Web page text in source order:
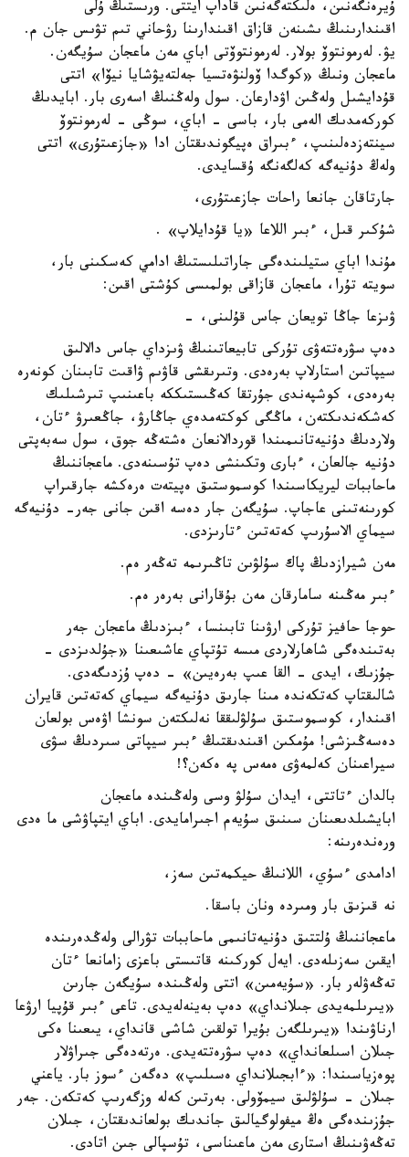
ۇيرەنگەنىن، ەلىكتەگەنىن قاداپ ايتتى. ورىستىڭ ۇلى
اقىندارىنىڭ ىشىنەن قازاق اقىندارىنا رۋحاني تىم تۋىس جان م.
يۋ. لەرمونتوۆ بولار. لەرمونتوۆتى اباي مەن ماعجان سۇيگەن.
ماعجان ونىڭ «كوگدا ۆولنۋەتسيا جەلتەيۋشايا نيۆا» اتتى
قۇدايشىل ولەڭىن اۋدارعان. سول ولەڭنىڭ اسەرى بار. ابايدىڭ
كوركەمدىك الەمى بار، باسى - اباي، سوڭى - لەرمونتوۆ
سينتەزدەلىنىپ، ءبىراق ەپيگوندىقتان ادا «جازعىتۇرى» اتتى
ولەڭ دۇنيەگە كەلگەنگە ۇقسايدى.
جارتاقان جانعا راحات جازعىتۇرى،
شۇكىر قىل، ءبىر اللاعا «يا قۇدايلاپ» .
مۇندا اباي ستيلىندەگى جاراتىلىستىڭ ادامي كەسكىنى بار،
سويتە تۇرا، ماعجان قازاقى بولمىسى كۇشتى اقىن:
ۋىزعا جاڭا تويعان جاس قۇلىنى، -
دەپ سۋرەتتەۋى تۇركى تابيعاتىنىڭ ۋىزداي جاس دالالىق
سيپاتىن استارلاپ بەرەدى. وتىرىقشى قاۋىم ۋاقىت تابىنان كونەرە
بەرەدى، كوشپەندى جۇرتقا كەڭىستىككە باعىنىپ تىرشىلىك
كەشكەندىكتەن، ماڭگى كوكتەمدەي جاڭارۋ، جاڭعىرۋ ءتان،
ولاردىڭ دۇنيەتانىمىندا قوردالانعان ەشتەڭە جوق، سول سەبەپتى
دۇنيە جالعان، ءبارى وتكىنشى دەپ تۇسىنەدى. ماعجاننىڭ
ماحاببات ليريكاسىندا كوسموستىق ەپيتەت ەرەكشە جارقىراپ
كورىنەتىنى عاجاپ. سۇيگەن جار دەسە اقىن جانى جەر- دۇنيەگە
سيماي الاسۇرىپ كەتەتىن ءتارىزدى.
مەن شيرازدىڭ پاك سۇلۋىن تاڭىرىمە تەڭەر ەم.
ءبىر مەڭىنە سامارقان مەن بۇقارانى بەرەر ەم.
حوجا حافيز تۇركى ارۋىنا تابىنسا، ءبىزدىڭ ماعجان جەر
بەتىندەگى شاھارلاردى مىسە تۇتپاي عاشىعىنا «جۇلدىزدى -
جۇزىك، ايدى - القا عىپ بەرەيىن» - دەپ ۇزدىگەدى.
شالىقتاپ كەتكەندە مىنا جارىق دۇنيەگە سيماي كەتەتىن قايران
اقىندار، كوسموستىق سۇلۋلىققا نەلىكتەن سونشا اۋەس بولعان
دەسەڭىزشى! مۇمكىن اقىندىقتىڭ ءبىر سيپاتى سىردىڭ سۋى
سيراعىنان كەلمەۋى ەمەس پە ەكەن؟!
بالدان ءتاتتى، ايدان سۇلۋ وسى ولەڭىندە ماعجان
ابايشىلدىعىنان سىنىق سۇيەم اجىرامايدى. اباي ايتپاۋشى ما ەدى
ورەندەرىنە:
ادامدى ءسۇي، اللانىڭ حيكمەتىن سەز،
نە قىزىق بار ومىردە ونان باسقا.
ماعجاننىڭ ۇلتتىق دۇنيەتانىمى ماحاببات تۋرالى ولەڭدەرىندە
ايقىن سەزىلەدى. ايەل كوركىنە قاتىستى باعزى زامانعا ءتان
تەڭەۋلەر بار. «سۇيەمىن» اتتى ولەڭىندە سۇيگەن جارىن
«يىرىلمەيدى جىلانداي» دەپ بەينەلەيدى. تاعى ءبىر قۇپيا ارۋعا
ارناۋىندا «يىرىلگەن بۇيرا تولقىن شاشى قانداي، يىعىنا ەكى
جىلان اسىلعانداي» دەپ سۋرەتتەيدى. ەرتەدەگى جىراۋلار
پوەزياسىندا: «ءابجىلانداي ەسىلىپ» دەگەن ءسوز بار. ياعني
جىلان - سۇلۋلىق سيمۆولى. بەرتىن كەلە وزگەرىپ كەتكەن. جەر
جۇزىندەگى ەڭ ميفولوگيالىق جاندىك بولعاندىقتان، جىلان
تەڭەۋىنىڭ استارى مەن ماعىناسى، تۇسپالى جىن اتادى.